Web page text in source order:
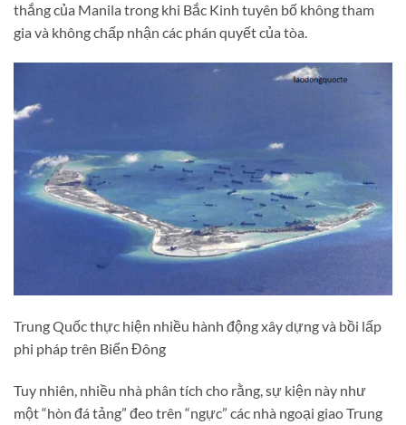
thắng của Manila trong khi Bắc Kinh tuyên bố không tham
gia và không chấp nhận các phán quyết của tòa.
Trung Quốc thực hiện nhiều hành động xây dựng và bồi lấp
phi pháp trên Biển Đông
Tuy nhiên, nhiều nhà phân tích cho rằng, sự kiện này như
một “hòn đá tảng” đeo trên “ngực” các nhà ngoại giao Trung